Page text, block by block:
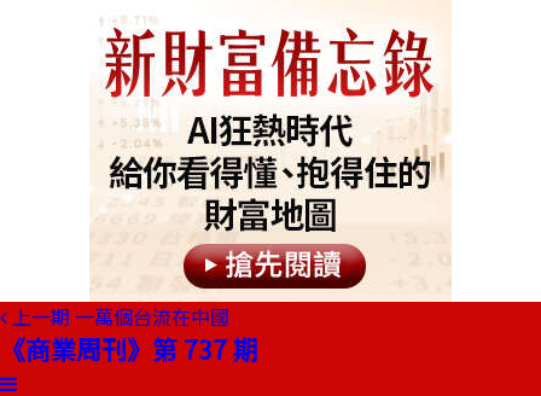
上一期 一萬個台流在中國
《商業周刊》第 737 期